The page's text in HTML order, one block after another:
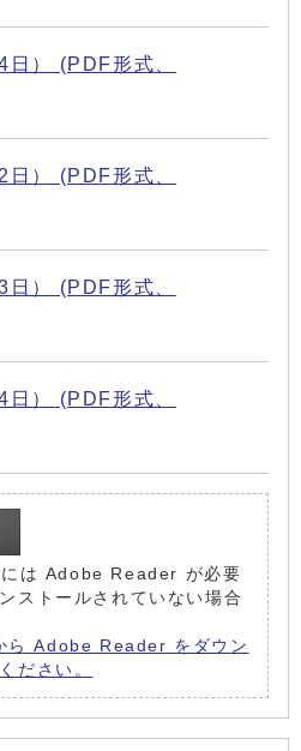
日） (PDF形式、
） (PDF形式、
） (PDF形式、
） (PDF形式、
には Adobe Reader が必要
ストールされていない場合
ら Adobe Reader をダウン
ださい。